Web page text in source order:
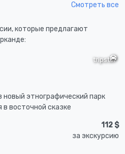
Смотреть все
которые предлагают
tripster
новый этнографический парк
в восточной сказке
112 $
за экскурсию